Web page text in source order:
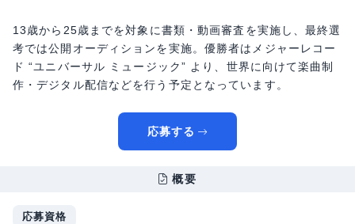
13歳から25歳までを対象に書類・動画審査を実施し、最終選
考では公開オーディションを実施。優勝者はメジャーレコー
ド “ユニバーサル ミュージック” より、世界に向けて楽曲制
作・デジタル配信などを行う予定となっています。
応募する
概要
応募資格